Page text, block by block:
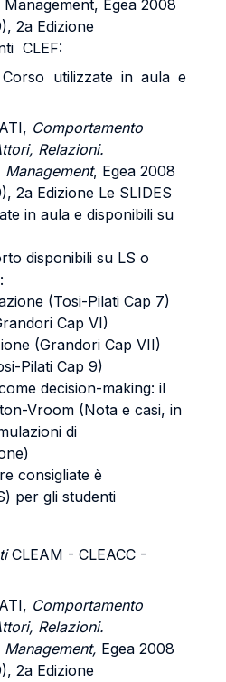
Management, Egea 2008
2a Edizione
CLEF:
utilizzate in aula e
Comportamento
Relazioni.
Management, Egea 2008
2a Edizione Le SLIDES
in aula e disponibili su
disponibili su LS o
(Tosi-Pilati Cap 7)
Cap VI)
(Grandori Cap VII)
Pilati Cap 9)
decision-making: il
Vroom (Nota e casi, in
di
consigliate è
per gli studenti
CLEAM - CLEACC -
Comportamento
Relazioni.
Management, Egea 2008
2a Edizione